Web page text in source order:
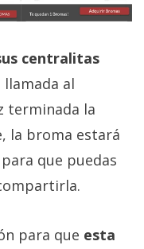
centralitas
al
terminada la
la broma estará
que puedas
para que esta